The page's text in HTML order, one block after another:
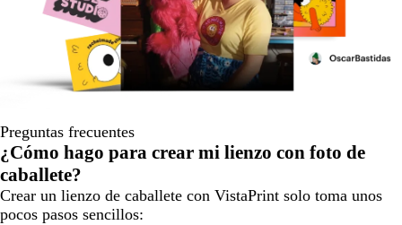
Preguntas frecuentes
¿Cómo hago para crear mi lienzo con foto de
caballete?
Crear un lienzo de caballete con VistaPrint solo toma unos
pocos pasos sencillos: